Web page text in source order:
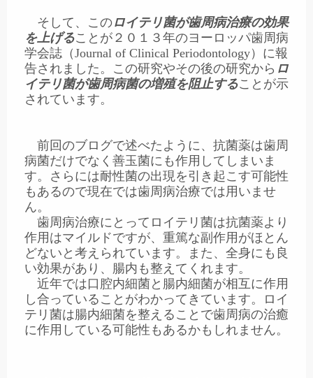
そして、このロイテリ菌が歯周病治療の効果
を上げることが２０１３年のヨーロッパ歯周病
学会誌（Journal of Clinical Periodontology）に報
告されました。この研究やその後の研究から ロ
イテリ菌が歯周病菌の増殖を阻止することが示
されています。
前回のブログで述べたように、抗菌薬は歯周
病菌だけでなく善玉菌にも作用してしまいま
す。さらには耐性菌の出現を引き起こす可能性
もあるので現在では歯周病治療では用いませ
ん。
歯周病治療にとってロイテリ菌は抗菌薬より
作用はマイルドですが、重篤な副作用がほとん
どないと考えられています。また、全身にも良
い効果があり、腸内も整えてくれます。
近年では口腔内細菌と腸内細菌が相互に作用
し合っていることがわかってきています。ロイ
テリ菌は腸内細菌を整えることで歯周病の治癒
に作用している可能性もあるかもしれません。